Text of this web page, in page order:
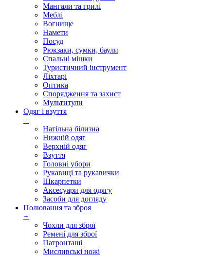
Мангали та грилі
Меблі
Вогнище
Намети
Посуд
Рюкзаки, сумки, баули
Спальні мішки
Туристичний інструмент
Ліхтарі
Оптика
Спорядження та захист
Мультитули
Одяг і взуття
+
Натільна білизна
Нижній одяг
Верхній одяг
Взуття
Головні убори
Рукавиці та рукавички
Шкарпетки
Аксесуари для одягу
Засоби для догляду
Полювання та зброя
+
Чохли для зброї
Ремені для зброї
Патронташі
Мисливські ножі